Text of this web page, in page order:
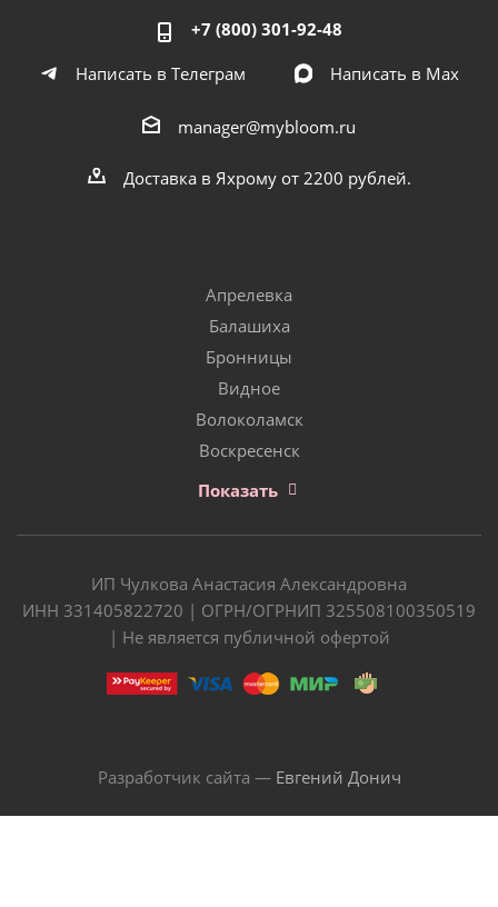
+7 (800) 301-92-48
Написать в Телеграм
Написать в Мах
manager@mybloom.ru
Доставка в Яхрому от 2200 рублей.
Апрелевка
Балашиха
Бронницы
Видное
Волоколамск
Воскресенск
Показать
ИП Чулкова Анастасия Александровна
ИНН 331405822720 | ОГРН/ОГРНИП 325508100350519
| Не является публичной офертой
Разработчик сайта — Евгений Донич